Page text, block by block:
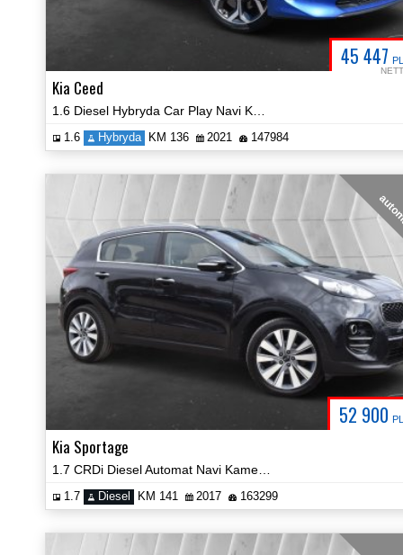
45 447
Kia Ceed
1.6 Hybryda KM 136 2021 147984
52 900
Kia Sportage
1.7 Diesel KM 141 2017 163299